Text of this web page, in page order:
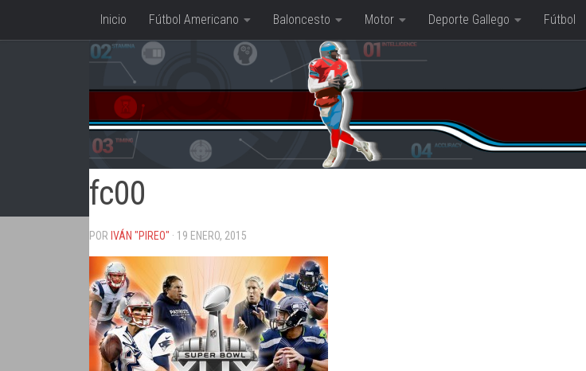
Saltar al contenido
Inicio Fútbol Americano Baloncesto Motor Deporte Gallego Fútbol
fc00
POR IVÁN "PIREO" · 19 ENERO, 2015